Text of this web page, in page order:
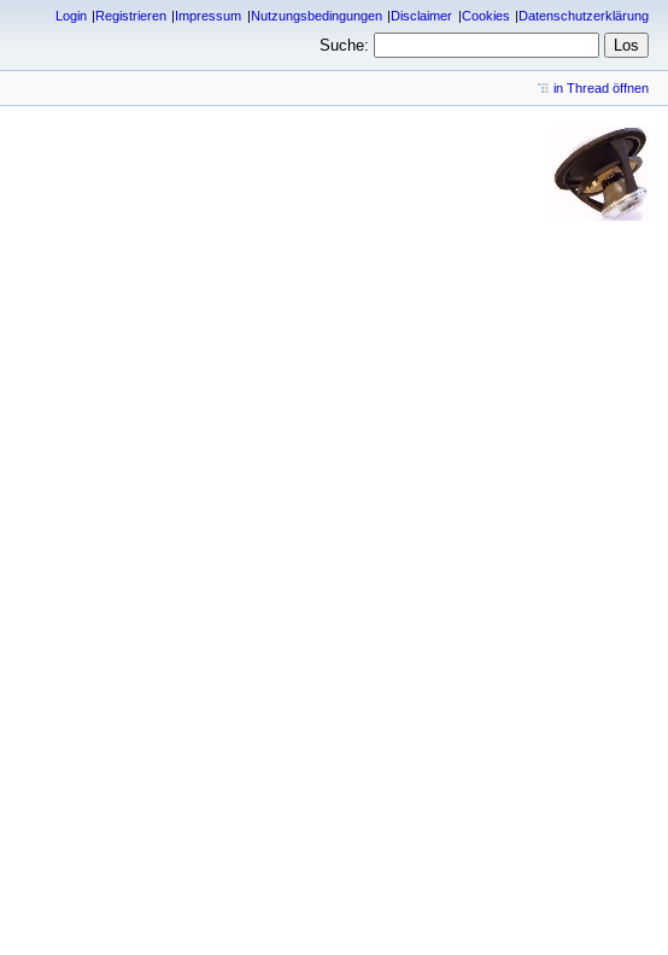
Login Registrieren Impressum Nutzungsbedingungen Disclaimer Cookies Datenschutzerklärung
Suche:
in Thread öffnen